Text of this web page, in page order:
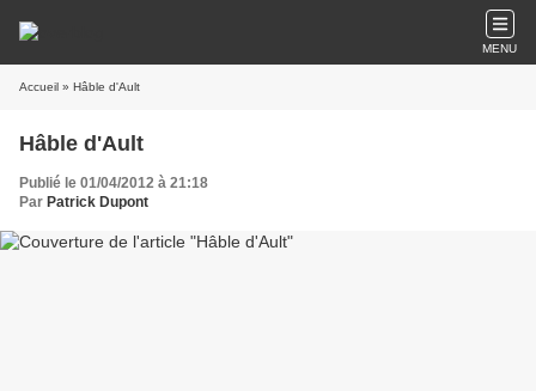
MENU
Accueil » Hâble d'Ault
Hâble d'Ault
Publié le 01/04/2012 à 21:18
Par Patrick Dupont